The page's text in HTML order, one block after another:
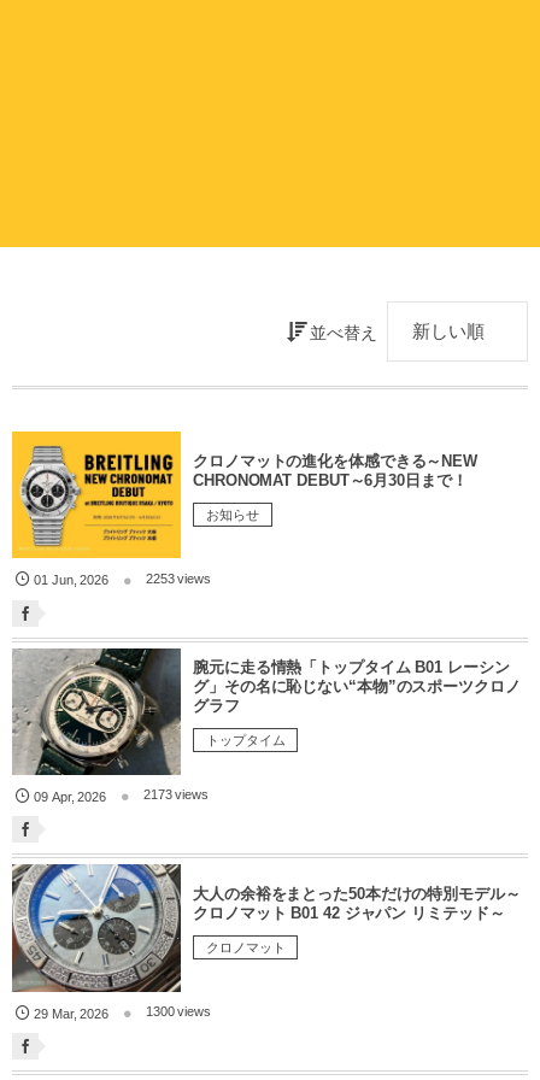
並べ替え
クロノマットの進化を体感できる～NEW
CHRONOMAT DEBUT～6月30日まで！
お知らせ
01 Jun,2026 2253 views
腕元に走る情熱「トップタイム B01 レーシン
グ」その名に恥じない“本物”のスポーツクロノ
グラフ
トップタイム
09 Apr,2026 2173 views
大人の余裕をまとった50本だけの特別モデル～
クロノマット B01 42 ジャパン リミテッド～
クロノマット
29 Mar,2026 1300 views